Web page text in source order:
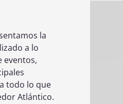
la
a lo
eventos,
todo lo que
Atlántico.